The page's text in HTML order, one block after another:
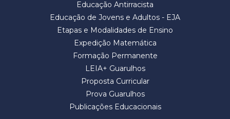
Educação Antirracista
Educação de Jovens e Adultos - EJA
Etapas e Modalidades de Ensino
Expedição Matemática
Formação Permanente
LEIA+ Guarulhos
Proposta Curricular
Prova Guarulhos
Publicações Educacionais